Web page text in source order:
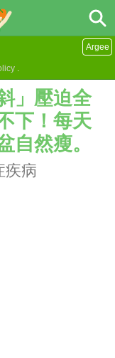
.
Argee
」壓迫全
下！每天
自然瘦。
疾病